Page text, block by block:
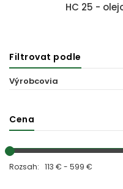
HC 25 -
Filtrovat podle
Výrobcovia
Cena
Rozsah: 113 € - 599 €